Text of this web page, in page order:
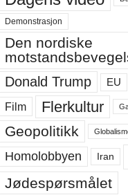
Demonstrasjon
Den nordiske
Donald Trump EU
Film Flerkultur
Geopolitikk
Homolobbyen Iran
Jødespørsmålet